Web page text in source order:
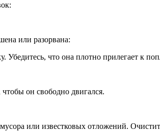
или разорвана:
Убедитесь, что она плотно прилегает к
он свободно двигался.
или известковых отложений.